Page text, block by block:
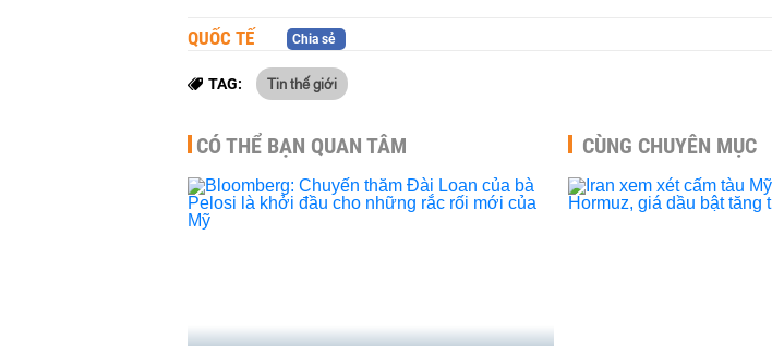
QUỐC TẾ Chia sẻ
TAG: Tin thế giới
CÓ THỂ BẠN QUAN TÂM CÙNG CHUYÊN MỤC